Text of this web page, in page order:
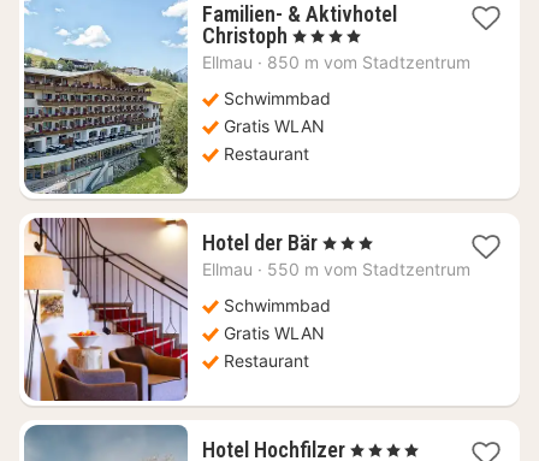
Familien- & Aktivhotel
Christoph 1
Nacht
353,18
€
, 4 Sterne
Ellmau · 850 m vom Stadtzentrum
Schwimmbad
Gratis WLAN
Restaurant
Hotel der Bär1
Nacht
385,78
€
, 3 Sterne
Ellmau · 550 m vom Stadtzentrum
Schwimmbad
Gratis WLAN
Restaurant
Hotel Hochfilzer1
, 4 Sterne